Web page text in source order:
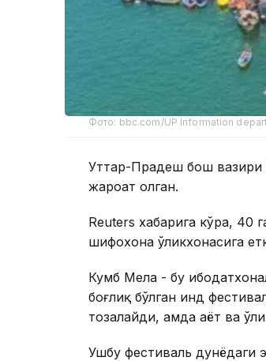
Фото: bbc.com/UP Information
Уттар-Прадеш бош вазири
жароҳат олган.
Reuters хабарига кўра,
шифохона ўликхонасига
Кумбҳ Мела - бу
боғлиқ бўлган ҳинд
тозалайди, ҳамда ҳаёт ва
Ушбу фестиваль дунёдаги